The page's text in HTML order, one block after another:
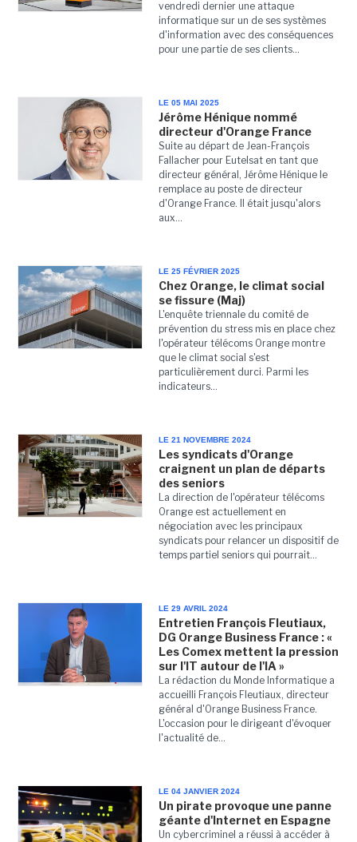
vendredi dernier une attaque
informatique sur un de ses systèmes
d'information avec des conséquences
pour une partie de ses clients...
LE 05 MAI 2025
Jérôme Hénique nommé
directeur d'Orange France
Suite au départ de Jean-François
Fallacher pour Eutelsat en tant que
directeur général, Jérôme Hénique le
remplace au poste de directeur
d'Orange France. Il était jusqu'alors
aux...
LE 25 FÉVRIER 2025
Chez Orange, le climat social
se fissure (Maj)
L'enquête triennale du comité de
prévention du stress mis en place chez
l'opérateur télécoms Orange montre
que le climat social s'est
particulièrement durci. Parmi les
indicateurs...
LE 21 NOVEMBRE 2024
Les syndicats d'Orange
craignent un plan de départs
des seniors
La direction de l'opérateur télécoms
Orange est actuellement en
négociation avec les principaux
syndicats pour relancer un dispositif de
temps partiel seniors qui pourrait...
LE 29 AVRIL 2024
Entretien François Fleutiaux,
DG Orange Business France : «
Les Comex mettent la pression
sur l'IT autour de l'IA »
La rédaction du Monde Informatique a
accueilli François Fleutiaux, directeur
général d'Orange Business France.
L'occasion pour le dirigeant d'évoquer
l'actualité de...
LE 04 JANVIER 2024
Un pirate provoque une panne
géante d'Internet en Espagne
Un cybercriminel a réussi à accéder à